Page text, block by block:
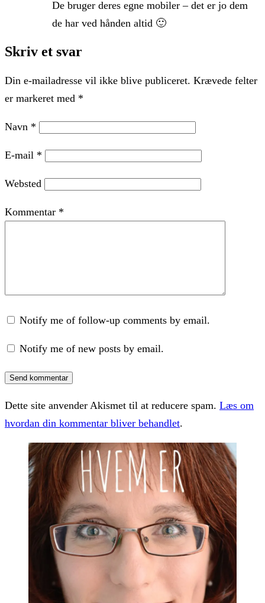
De bruger deres egne mobiler – det er jo dem
de har ved hånden altid 🙂
Skriv et svar
Din e-mailadresse vil ikke blive publiceret. Krævede felter
er markeret med *
Navn *
E-mail *
Websted
Kommentar *
Notify me of follow-up comments by email.
Notify me of new posts by email.
Dette site anvender Akismet til at reducere spam. Læs om
hvordan din kommentar bliver behandlet.